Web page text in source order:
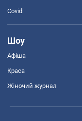
Covid
Шоу
Афіша
Краса
Жіночий журнал